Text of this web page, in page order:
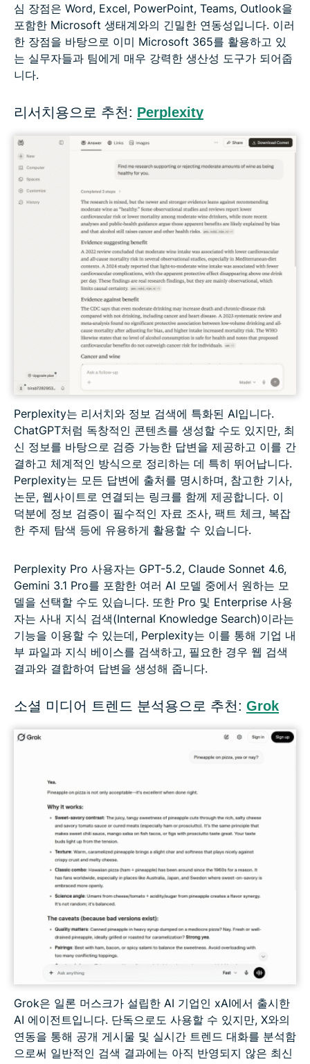
심 장점은 Word, Excel, PowerPoint, Teams, Outlook을
포함한 Microsoft 생태계와의 긴밀한 연동성입니다. 이러
한 장점을 바탕으로 이미 Microsoft 365를 활용하고 있
는 실무자들과 팀에게 매우 강력한 생산성 도구가 되어줍
니다.
리서치용으로 추천: Perplexity
Perplexity는 리서치와 정보 검색에 특화된 AI입니다.
ChatGPT처럼 독창적인 콘텐츠를 생성할 수도 있지만, 최
신 정보를 바탕으로 검증 가능한 답변을 제공하고 이를 간
결하고 체계적인 방식으로 정리하는 데 특히 뛰어납니다.
Perplexity는 모든 답변에 출처를 명시하며, 참고한 기사,
논문, 웹사이트로 연결되는 링크를 함께 제공합니다. 이
덕분에 정보 검증이 필수적인 자료 조사, 팩트 체크, 복잡
한 주제 탐색 등에 유용하게 활용할 수 있습니다.
Perplexity Pro 사용자는 GPT-5.2, Claude Sonnet 4.6,
Gemini 3.1 Pro를 포함한 여러 AI 모델 중에서 원하는 모
델을 선택할 수도 있습니다. 또한 Pro 및 Enterprise 사용
자는 사내 지식 검색(Internal Knowledge Search)이라는
기능을 이용할 수 있는데, Perplexity는 이를 통해 기업 내
부 파일과 지식 베이스를 검색하고, 필요한 경우 웹 검색
결과와 결합하여 답변을 생성해 줍니다.
소셜 미디어 트렌드 분석용으로 추천: Grok
Grok은 일론 머스크가 설립한 AI 기업인 xAI에서 출시한
AI 에이전트입니다. 단독으로도 사용할 수 있지만, X와의
연동을 통해 공개 게시물 및 실시간 트렌드 대화를 분석함
으로써 일반적인 검색 결과에는 아직 반영되지 않은 최신